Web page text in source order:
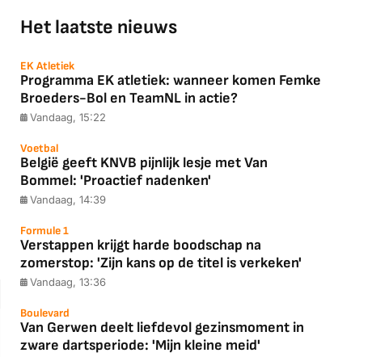
Het laatste nieuws
EK Atletiek
Programma EK atletiek: wanneer komen Femke
Broeders-Bol en TeamNL in actie?
Vandaag, 15:22
Voetbal
België geeft KNVB pijnlijk lesje met Van
Bommel: 'Proactief nadenken'
Vandaag, 14:39
Formule 1
Verstappen krijgt harde boodschap na
zomerstop: 'Zijn kans op de titel is verkeken'
Vandaag, 13:36
Boulevard
Van Gerwen deelt liefdevol gezinsmoment in
zware dartsperiode: 'Mijn kleine meid'